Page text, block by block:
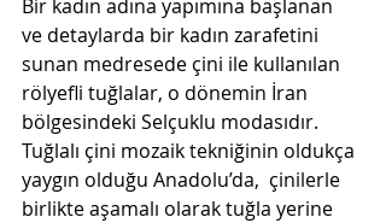
Bir kadın adına yapımına başlanan
ve detaylarda bir kadın zarafetini
sunan medresede çini ile kullanılan
rölyefli tuğlalar, o dönemin İran
bölgesindeki Selçuklu modasıdır.
Tuğlalı çini mozaik tekniğinin oldukça
yaygın olduğu Anadolu’da,  çinilerle
birlikte aşamalı olarak tuğla yerine